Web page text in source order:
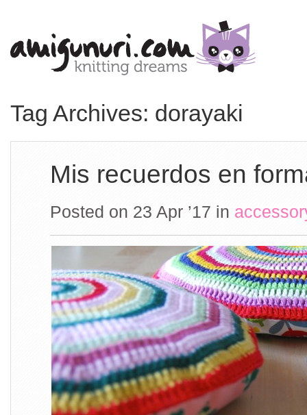
Tag Archives: dorayaki
Mis recuerdos en
Posted on 23 Apr ’17 in